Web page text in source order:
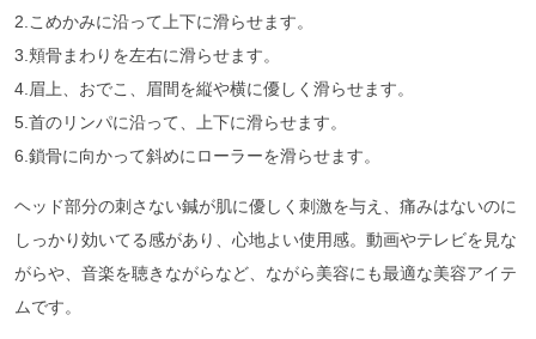
2.こめかみに沿って上下に滑らせます。
3.頬骨まわりを左右に滑らせます。
4.眉上、おでこ、眉間を縦や横に優しく滑らせます。
5.首のリンパに沿って、上下に滑らせます。
6.鎖骨に向かって斜めにローラーを滑らせます。
ヘッド部分の刺さない鍼が肌に優しく刺激を与え、痛みはないのに
しっかり効いてる感があり、心地よい使用感。動画やテレビを見な
がらや、音楽を聴きながらなど、ながら美容にも最適な美容アイテ
ムです。